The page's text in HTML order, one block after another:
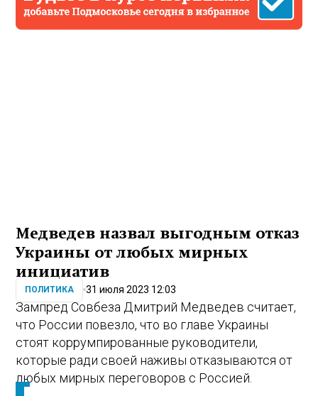
Медведев назвал выгодным отказ
Украины от любых мирных
инициатив
ПОЛИТИКА 31 июля 2023 12:03
Зампред Совбеза Дмитрий Медведев считает,
что России повезло, что во главе Украины
стоят коррумпированные руководители,
которые ради своей наживы отказываются от
любых мирных переговоров с Россией.